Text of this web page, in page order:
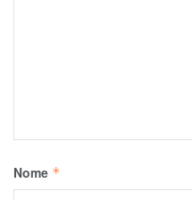
Nome *